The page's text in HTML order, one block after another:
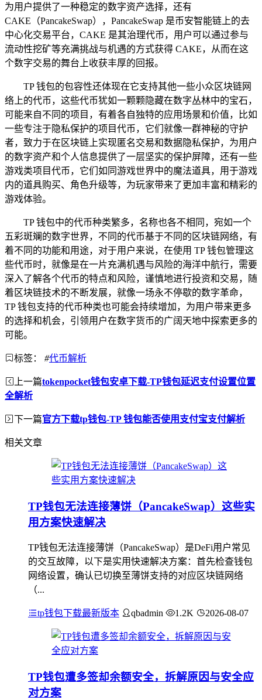
为用户提供了一种稳定的数字资产选择，还有
CAKE（PancakeSwap），PancakeSwap 是币安智能链上的去
中心化交易平台，CAKE 是其治理代币，用户可以通过参与
流动性挖矿等充满挑战与机遇的方式获得 CAKE，从而在这
个数字交易的舞台上收获丰厚的回报。
TP 钱包的包容性还体现在它支持其他一些小众区块链网
络上的代币，这些代币犹如一颗颗隐藏在数字丛林中的宝石，
可能来自不同的项目，有着各自独特的应用场景和价值，比如
一些专注于隐私保护的项目代币，它们就像一群神秘的守护
者，致力于在区块链上实现匿名交易和数据隐私保护，为用户
的数字资产和个人信息提供了一层坚实的保护屏障，还有一些
游戏类项目代币，它们如同游戏世界中的魔法道具，用于游戏
内的道具购买、角色升级等，为玩家带来了更加丰富和精彩的
游戏体验。
TP 钱包中的代币种类繁多，名称也各不相同，宛如一个
五彩斑斓的数字世界，不同的代币基于不同的区块链网络，有
着不同的功能和用途，对于用户来说，在使用 TP 钱包管理这
些代币时，就像是在一片充满机遇与风险的海洋中航行，需要
深入了解各个代币的特点和风险，谨慎地进行投资和交易，随
着区块链技术的不断发展，就像一场永不停歇的数字革命，
TP 钱包支持的代币种类也可能会持续增加，为用户带来更多
的选择和机会，引领用户在数字货币的广阔天地中探索更多的
可能。
标签： #代币解析
上一篇tokenpocket钱包安卓下载-TP钱包延迟支付设置位置
全解析
下一篇官方下载tp钱包-TP 钱包能否使用支付宝支付解析
相关文章
TP钱包无法连接薄饼（PancakeSwap）这些实
用方案快速解决
TP钱包无法连接薄饼（PancakeSwap）是DeFi用户常见
的交互故障，以下是实用快速解决方案：首先检查钱包
网络设置，确认已切换至薄饼支持的对应区块链网络
（...
tp钱包下载最新版本 qbadmin 1.2K 2026-08-07
TP钱包遭多签却余额安全，拆解原因与安全应
对方案